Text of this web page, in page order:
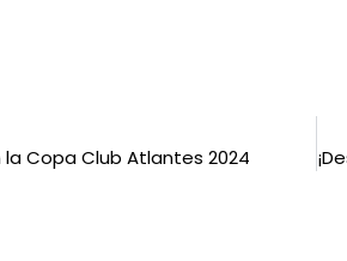
Copa Club Atlantes 2024